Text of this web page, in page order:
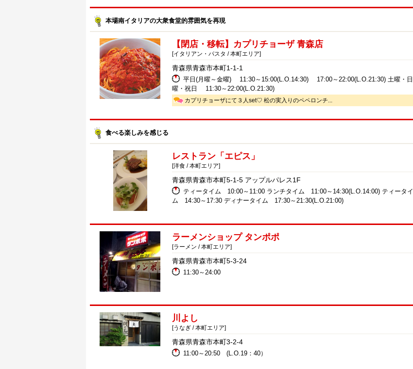
本場南イタリアの大衆食堂的雰囲気を再現
【閉店・移転】カプリチョーザ 青森店
[イタリアン・パスタ / 本町エリア]
青森県青森市本町1-1-1
平日(月曜～金曜) 11:30～15:00(L.O.14:30) 17:00～22:00(L.O.21:30) 土曜・日
曜・祝日 11:30～22:00(L.O.21:30)
カプリチョーザにて３人set♡ 松の実入りのペペロンチ...
食べる楽しみを感じる
レストラン「エピス」
[洋食 / 本町エリア]
青森県青森市本町5-1-5 アップルパレス1F
ティータイム 10:00～11:00 ランチタイム 11:00～14:30(L.O.14:00) ティータイ
ム 14:30～17:30 ディナータイム 17:30～21:30(L.O.21:00)
ラーメンショップ タンポポ
[ラーメン / 本町エリア]
青森県青森市本町5-3-24
11:30～24:00
川よし
[うなぎ / 本町エリア]
青森県青森市本町3-2-4
11:00～20:50 (L.O.19：40）